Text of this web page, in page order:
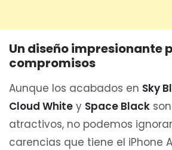
Un diseño impresionante
compromisos
Aunque los acabados en Sky
Cloud White y Space Black
atractivos, no podemos
carencias que tiene el iPhone